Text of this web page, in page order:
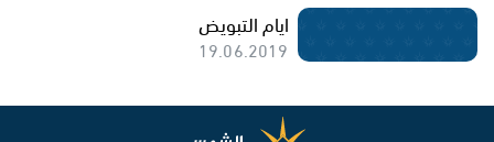
ايام التبويض
19.06.2019